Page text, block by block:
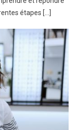
étapes […]